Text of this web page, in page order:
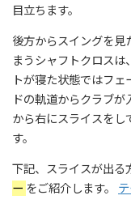
目立ちます。
後方からスイングを見
まうシャフトクロスは、
トが寝た状態ではフ
ドの軌道からクラブ
から右にスライスをし
す。
下記、スライスが出る
ー をご紹介します。